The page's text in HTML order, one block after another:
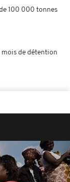
100 000 tonnes
mois de détention